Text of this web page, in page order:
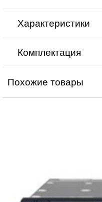
Характеристики
Комплектация
Похожие товары